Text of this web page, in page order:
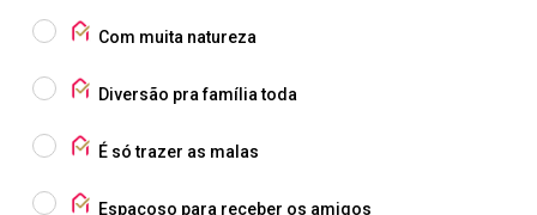
Com muita natureza
Diversão pra família toda
É só trazer as malas
Espaçoso para receber os amigos